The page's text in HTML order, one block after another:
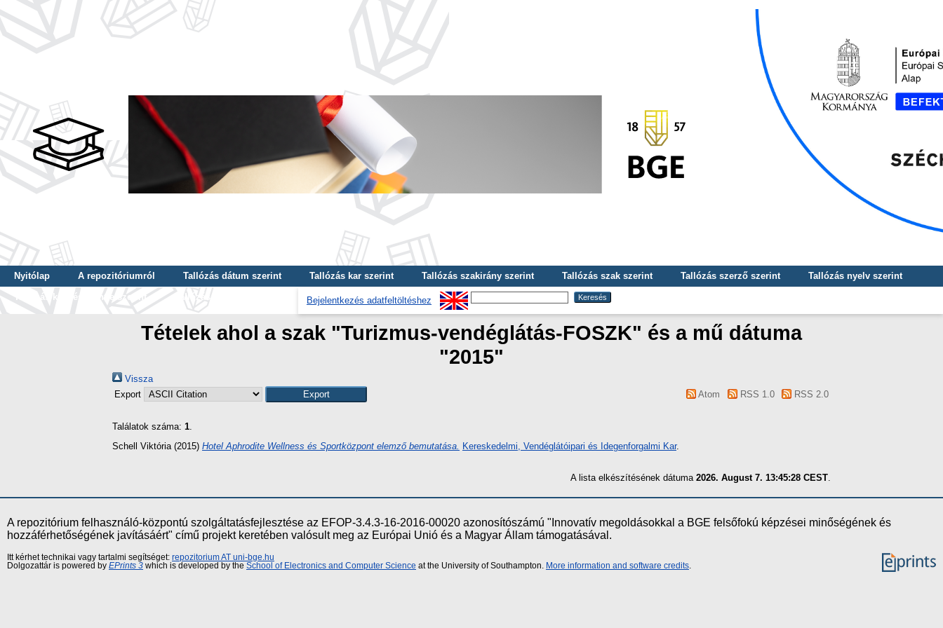
Nyitólap A repozitóriumról Tallózás dátum szerint Tallózás kar szerint Tallózás szakirány szerint Tallózás szak szerint Tallózás szerző szerint
Tallózás nyelv szerint
Tallózás képzés szintje szerint
Tallózás kulcsszó szerint Bejelentkezés adatfeltöltéshez
Tételek ahol a szak "Turizmus-vendéglátás-FOSZK" és a mű dátuma
"2015"
Vissza
Export
Atom RSS 1.0 RSS 2.0
Találatok száma: 1.
Schell Viktória (2015) Hotel Aphrodite Wellness és Sportközpont elemző bemutatása. Kereskedelmi, Vendéglátóipari és Idegenforgalmi Kar.
A lista elkészítésének dátuma 2026. August 7. 13:45:28 CEST
A repozitórium felhasználó-központú szolgáltatásfejlesztése az EFOP-3.4.3-16-2016-00020 azonosítószámú "Innovatív megoldásokkal a BGE felsőfokú képzései minőségének és
hozzáférhetőségének javításáért" című projekt keretében valósult meg az Európai Unió és a Magyar Állam támogatásával.
Itt kérhet technikai vagy tartalmi segítséget: repozitorium AT uni-bge.hu
Dolgozattár is powered by EPrints 3 which is developed by the School of Electronics and Computer Science at the University of Southampton. More information and software credits